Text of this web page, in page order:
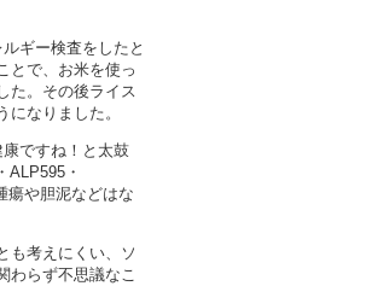
ギー検査をしたと
とで、お米を使っ
た。その後ライス
なりました。
ですね！と太鼓
ALP595・
瘍や胆泥などはな
も考えにくい、ソ
わらず不思議なこ